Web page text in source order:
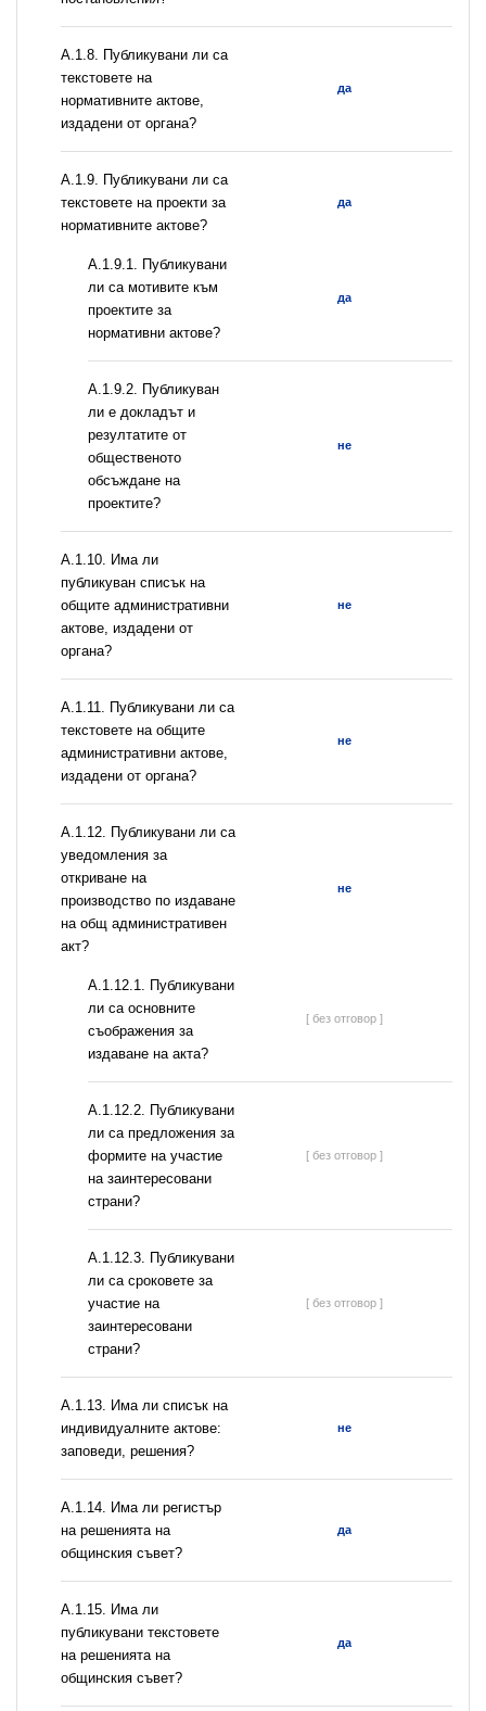
А.1.8. Публикувани ли са
текстовете на
нормативните актове,
издадени от органа?
да
А.1.9. Публикувани ли са
текстовете на проекти за
нормативните актове?
да
А.1.9.1. Публикувани
ли са мотивите към
проектите за
нормативни актове?
да
А.1.9.2. Публикуван
ли е докладът и
резултатите от
общественото
обсъждане на
проектите?
не
А.1.10. Има ли
публикуван списък на
общите административни
актове, издадени от
органа?
не
А.1.11. Публикувани ли са
текстовете на общите
административни актове,
издадени от органа?
не
А.1.12. Публикувани ли са
уведомления за
откриване на
производство по издаване
на общ административен
акт?
не
А.1.12.1. Публикувани
ли са основните
съображения за
издаване на акта?
[ без отговор ]
А.1.12.2. Публикувани
ли са предложения за
формите на участие
на заинтересовани
страни?
[ без отговор ]
А.1.12.3. Публикувани
ли са сроковете за
участие на
заинтересовани
страни?
[ без отговор ]
А.1.13. Има ли списък на
индивидуалните актове:
заповеди, решения?
не
А.1.14. Има ли регистър
на решенията на
общинския съвет?
да
А.1.15. Има ли
публикувани текстовете
на решенията на
общинския съвет?
да